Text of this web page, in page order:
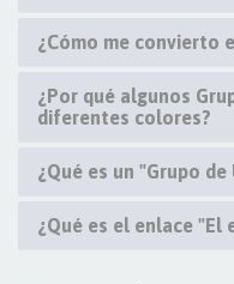
¿Cómo me convierto
¿Por qué algunos
diferentes colores?
¿Qué es un "Grupo
¿Qué es el enlace "El